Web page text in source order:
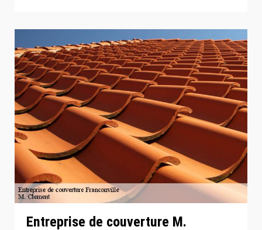
Entreprise de couverture M.